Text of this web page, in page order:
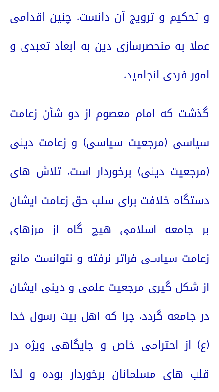
و تحکیم و ترویج آن دانست. چنین اقدامی
عملا به منحصرسازی دین به ابعاد تعبدی و
امور فردی انجامید.
گذشت که امام معصوم از دو شأن زعامت
سیاسی (مرجعیت سیاسی) و زعامت دینی
(مرجعیت دینی) برخوردار است. تلاش های
دستگاه خلافت برای سلب حق زعامت ایشان
بر جامعه اسلامی هیچ گاه از مرزهای
زعامت سیاسی فراتر نرفته و نتوانست مانع
از شکل گیری مرجعیت علمی و دینی ایشان
در جامعه گردد. چرا که اهل بیت رسول خدا
(ع) از احترامی خاص و جایگاهی ویژه در
قلب های مسلمانان برخوردار بوده و لذا